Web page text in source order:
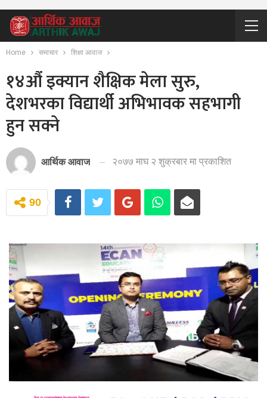
Home समाचार शिक्षा आवाज
१४औं इक्यान शैक्षिक मेला सुरु,
देशभरका विद्यार्थी अभिभावक सहभागी
हुन सक्ने
आर्थिक आवाज २०७७ माघ २ शुक्रबार मा प्रकाशित
90